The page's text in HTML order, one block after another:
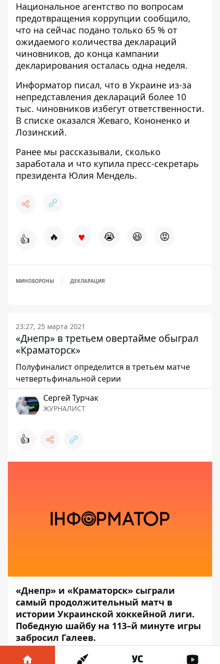
Национальное агентство по вопросам
предотвращения коррупции сообщило,
что на сейчас подано только 65 % от
ожидаемого количества деклараций
чиновников, до конца кампании
декларирования осталась одна неделя.
Информатор писал, что в Украине из-за
непредставления деклараций более 10
тыс. чиновников избегут ответственности.
В списке оказался Жеваго, Кононенко и
Лозинский.
Ранее мы рассказывали, сколько
заработала и что купила пресс-секретарь
президента Юлия Мендель.
👍 🔥 ♥ 😭 😆 😡
МИНОБОРОНЫ ДЕКЛАРАЦИЯ
23:27, 25 марта 2021
«Днепр» в третьем овертайме обыграл
«Краматорск»
Полуфиналист определится в третьем матче
четвертьфинальной серии
Сергей Турчак
ЖУРНАЛИСТ
👍
«Днепр» и «Краматорск» сыграли
самый продолжительный матч в
истории Украинской хоккейной лиги.
Победную шайбу на 113–й минуте игры
забросил Галеев.
О ходе событий в матчах плей-офф